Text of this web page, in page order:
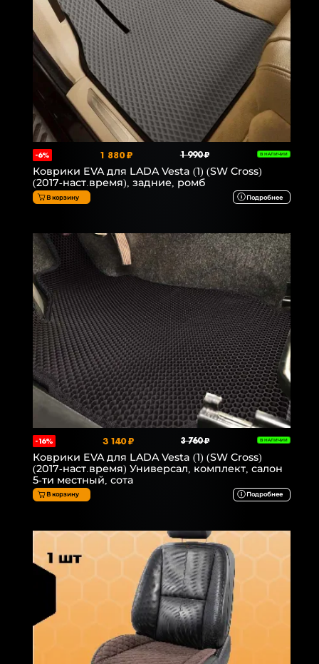
-6% 1 880 ₽ 1 990 ₽ В НАЛИЧИИ
Коврики EVA для LADA Vesta (1) (SW Cross)
(2017-наст.время), задние, ромб
В корзину Подробнее
-16% 3 140 ₽ 3 760 ₽ В НАЛИЧИИ
Коврики EVA для LADA Vesta (1) (SW Cross)
(2017-наст.время) Универсал, комплект, салон
5-ти местный, сота
В корзину Подробнее